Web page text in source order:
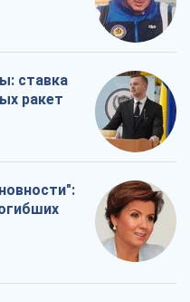
ставка
ракет